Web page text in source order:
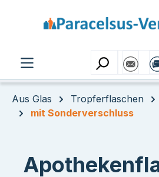
Aus Glas Tropferflaschen
mit Sonderverschluss